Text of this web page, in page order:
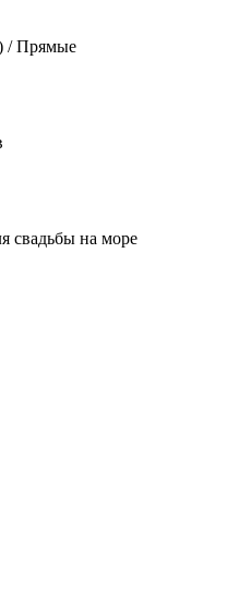
/ Прямые
свадьбы на море